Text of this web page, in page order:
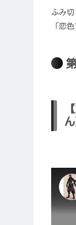
ふみ切
「恋
ん